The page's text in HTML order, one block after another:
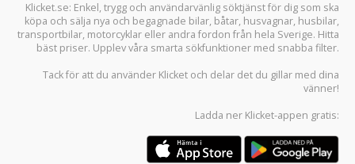
Klicket.se: Enkel, trygg och användarvänlig söktjänst för dig som ska
köpa och sälja nya och begagnade bilar, båtar, husvagnar, husbilar,
transportbilar, motorcyklar eller andra fordon från hela Sverige. Hitta
bäst priser. Upplev våra smarta sökfunktioner med snabba filter.
Tack för att du använder Klicket och delar det du gillar med dina
vänner!
Ladda ner Klicket-appen gratis: